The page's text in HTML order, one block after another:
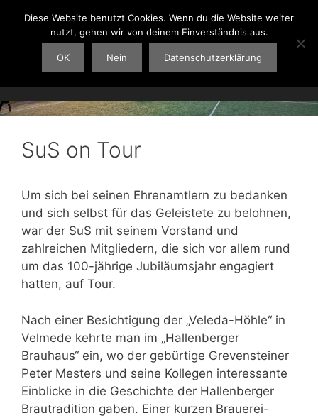
Inhalt
springen
SuS 1921 Grevenstein e.V.
Dein Sportverein im Hochsauerlandkreis
SuS on Tour
Um sich bei seinen Ehrenamtlern zu bedanken
und sich selbst für das Geleistete zu belohnen,
war der SuS mit seinem Vorstand und
zahlreichen Mitgliedern, die sich vor allem rund
um das 100-jährige Jubiläumsjahr engagiert
hatten, auf Tour.
Nach einer Besichtigung der „Veleda-Höhle“ in
Velmede kehrte man im „Hallenberger
Brauhaus“ ein, wo der gebürtige Grevensteiner
Peter Mesters und seine Kollegen interessante
Einblicke in die Geschichte der Hallenberger
Brautradition gaben. Einer kurzen Brauerei-
Diese Website benutzt Cookies. Wenn du die Website weiter
nutzt, gehen wir von deinem Einverständnis aus.
OK Nein Datenschutzerklärung